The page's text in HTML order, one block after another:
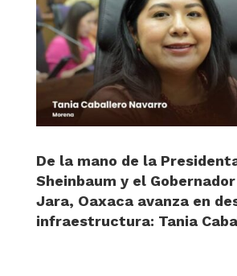
De la mano de la
Sheinbaum y el
Jara, Oaxaca avanza en
infraestructura: Tania